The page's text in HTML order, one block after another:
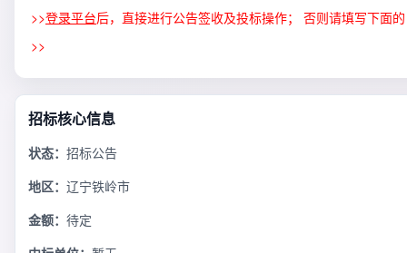
>>登录平台后，直接进行公告签收及投标操作； 否则请填写下面的
>>
招标核心信息
状态： 招标公告
地区： 辽宁铁岭市
金额： 待定